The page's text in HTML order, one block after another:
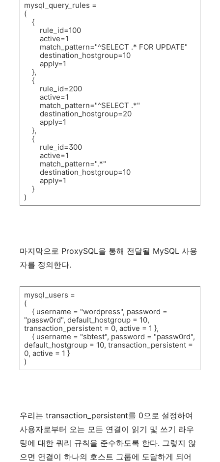
mysql_query_rules =
(
{
rule_id=100
active=1
match_pattern="^SELECT .* FOR UPDATE"
destination_hostgroup=10
apply=1
},
{
rule_id=200
active=1
match_pattern="^SELECT .*"
destination_hostgroup=20
apply=1
},
{
rule_id=300
active=1
match_pattern=".*"
destination_hostgroup=10
apply=1
}
)
마지막으로 ProxySQL을 통해 전달될 MySQL 사용
자를 정의한다.
mysql_users =
(
{ username = "wordpress", password =
"passw0rd", default_hostgroup = 10,
transaction_persistent = 0, active = 1 },
{ username = "sbtest", password = "passw0rd",
default_hostgroup = 10, transaction_persistent =
0, active = 1 }
)
우리는 transaction_persistent를 0으로 설정하여
사용자로부터 오는 모든 연결이 읽기 및 쓰기 라우
팅에 대한 쿼리 규칙을 준수하도록 한다. 그렇지 않
으면 연결이 하나의 호스트 그룹에 도달하게 되어